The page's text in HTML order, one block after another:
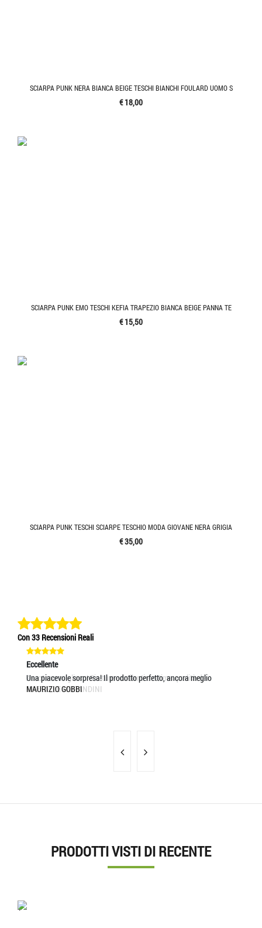
SCIARPA PUNK NERA BIANCA BEIGE TESCHI BIANCHI FOULARD UOMO S
€ 18,00
SCIARPA PUNK EMO TESCHI KEFIA TRAPEZIO BIANCA BEIGE PANNA TE
€ 15,50
SCIARPA PUNK TESCHI SCIARPE TESCHIO MODA GIOVANE NERA GRIGIA
€ 35,00
Con 33 Recensioni Reali
Eccellente
Ascot meraviglioso! Finiture eccellenti e ottima qualità de
RAFFAELE MORANDINI
Eccellente
Una piacevole sorpresa! Il prodotto perfetto, ancora meglio
MAURIZIO GOBBI
PRODOTTI VISTI DI RECENTE
'.'